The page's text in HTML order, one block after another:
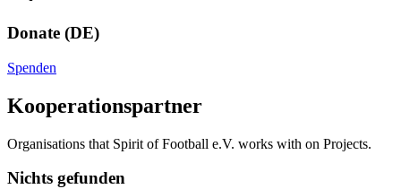
Donate (DE)
Spenden
Kooperationspartner
Organisations that Spirit of Football e.V. works with on Projects.
Nichts gefunden